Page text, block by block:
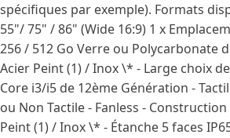
spécifiques par exemple). Formats
55"/ 75" / 86" (Wide 16:9) 1 x
256 / 512 Go Verre ou Polycarbonate
Acier Peint (1) / Inox \* - Large choix
Core i3/i5 de 12ème Génération -
ou Non Tactile - Fanless -
Peint (1) / Inox \* - Étanche 5 faces